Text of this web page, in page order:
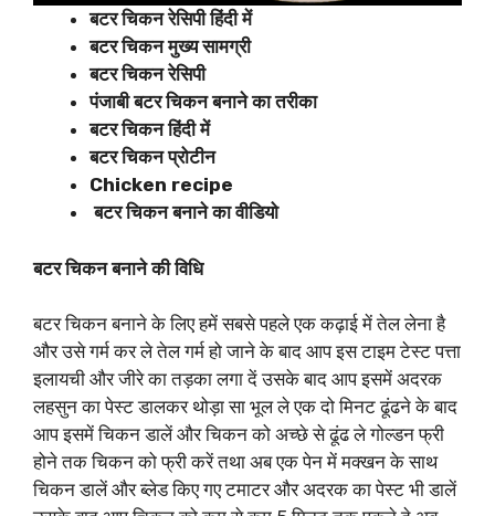
बटर चिकन रेसिपी हिंदी में
बटर चिकन मुख्य सामग्री
बटर चिकन रेसिपी
पंजाबी बटर चिकन बनाने का तरीका
बटर चिकन हिंदी में
बटर चिकन प्रोटीन
Chicken recipe
बटर चिकन बनाने का वीडियो
बटर चिकन बनाने की विधि
बटर चिकन बनाने के लिए हमें सबसे पहले एक कढ़ाई में तेल लेना है
और उसे गर्म कर ले तेल गर्म हो जाने के बाद आप इस टाइम टेस्ट पत्ता
इलायची और जीरे का तड़का लगा दें उसके बाद आप इसमें अदरक
लहसुन का पेस्ट डालकर थोड़ा सा भूल ले एक दो मिनट ढूंढने के बाद
आप इसमें चिकन डालें और चिकन को अच्छे से ढूंढ ले गोल्डन फ्री
होने तक चिकन को फ्री करें तथा अब एक पेन में मक्खन के साथ
चिकन डालें और ब्लेड किए गए टमाटर और अदरक का पेस्ट भी डालें